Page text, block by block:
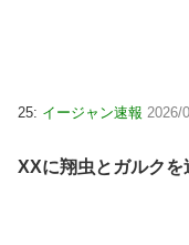
25: イージャン速報 2026/
XXに翔虫とガルクを